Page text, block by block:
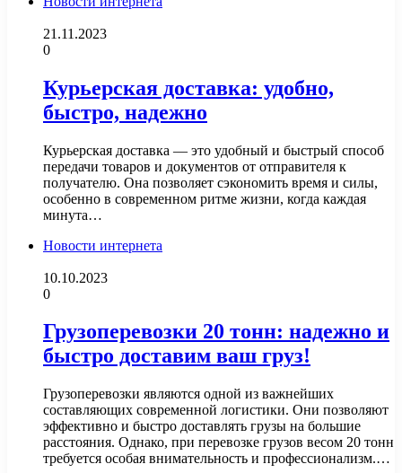
21.11.2023
0
Курьерская доставка: удобно,
быстро, надежно
Курьерская доставка — это удобный и быстрый способ
передачи товаров и документов от отправителя к
получателю. Она позволяет сэкономить время и силы,
особенно в современном ритме жизни, когда каждая
минута…
Новости интернета
10.10.2023
0
Грузоперевозки 20 тонн: надежно и
быстро доставим ваш груз!
Грузоперевозки являются одной из важнейших
составляющих современной логистики. Они позволяют
эффективно и быстро доставлять грузы на большие
расстояния. Однако, при перевозке грузов весом 20 тонн
требуется особая внимательность и профессионализм.…